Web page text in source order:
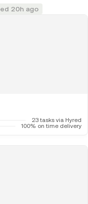
20h ago
23 tasks via Hyred
100% on time delivery